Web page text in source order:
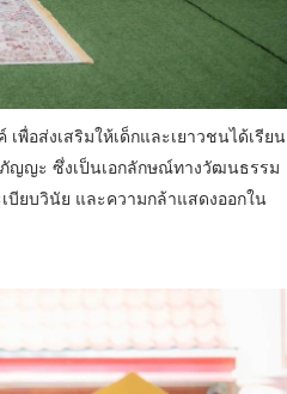
พื่อส่งเสริมให้เด็กและเยาวชนได้เรียน
ญญะ ซึ่งเป็นเอกลักษณ์ทางวัฒนธรรม
บียบวินัย และความกล้าแสดงออกใน